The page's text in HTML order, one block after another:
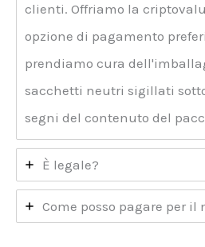
clienti. Offriamo la
opzione di pagamento
prendiamo cura
sacchetti neutri sigillati
segni del contenuto del
È legale?
Come posso pagare per il